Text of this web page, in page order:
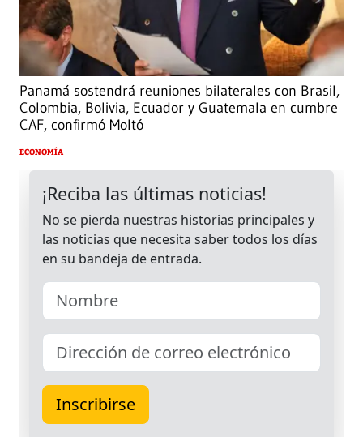
Panamá sostendrá reuniones bilaterales con Brasil,
Colombia, Bolivia, Ecuador y Guatemala en cumbre
CAF, confirmó Moltó
ECONOMÍA